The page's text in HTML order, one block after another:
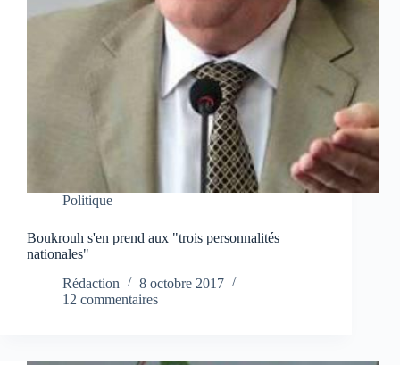
Politique
Boukrouh s'en prend aux "trois personnalités
nationales"
Rédaction
8 octobre 2017
12 commentaires